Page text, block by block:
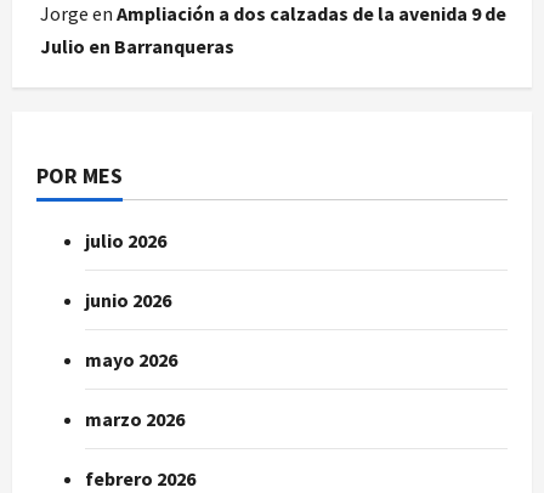
Jorge en Ampliación a dos calzadas de la avenida 9 de
Julio en Barranqueras
POR MES
julio 2026
junio 2026
mayo 2026
marzo 2026
febrero 2026